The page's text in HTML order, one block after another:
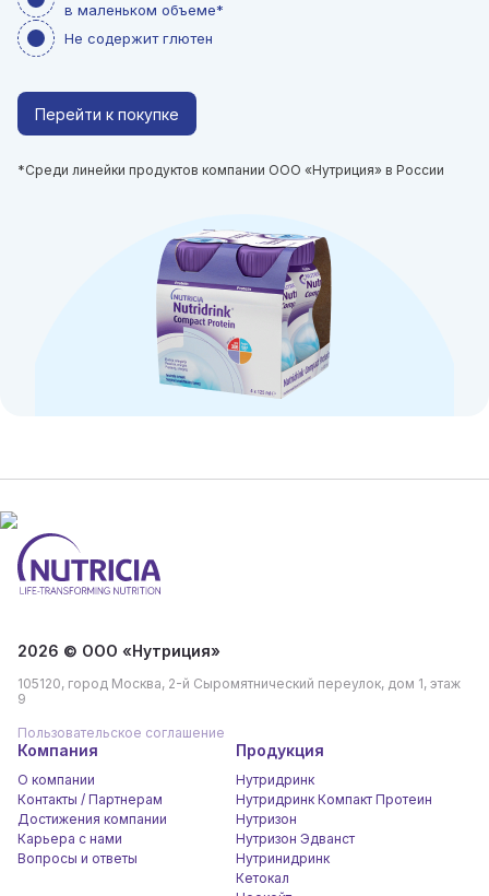
в маленьком объеме*
Не содержит глютен
Перейти к покупке
*Среди линейки продуктов компании ООО «Нутриция» в России
2026 © ООО «Нутриция»
105120, город Москва, 2-й Сыромятнический переулок, дом 1, этаж
9
Пользовательское соглашение
Компания
О компании
Контакты / Партнерам
Достижения компании
Карьера c нами
Вопросы и ответы
Продукция
Нутридринк
Нутридринк Компакт Протеин
Нутризон
Нутризон Эдванст
Нутринидринк
Кетокал